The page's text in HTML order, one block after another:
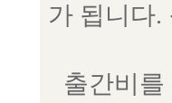
가 됩니다.
출간비